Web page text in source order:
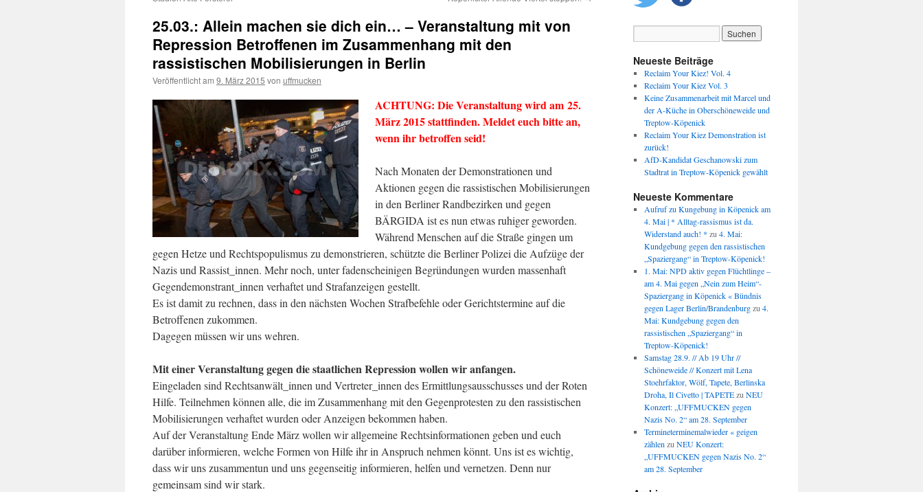
25.03.: Allein machen sie dich ein… – Veranstaltung mit von
Repression Betroffenen im Zusammenhang mit den
rassistischen Mobilisierungen in Berlin
Veröffentlicht am 9. März 2015 von uffmucken
ACHTUNG: Die Veranstaltung wird am 25.
März 2015 stattfinden. Meldet euch bitte an,
wenn ihr betroffen seid!
Nach Monaten der Demonstrationen und
Aktionen gegen die rassistischen Mobilisierungen
in den Berliner Randbezirken und gegen
BÄRGIDA ist es nun etwas ruhiger geworden.
Während Menschen auf die Straße gingen um
gegen Hetze und Rechtspopulismus zu demonstrieren, schützte die Berliner Polizei die Aufzüge der
Nazis und Rassist_innen. Mehr noch, unter fadenscheinigen Begründungen wurden massenhaft
Gegendemonstrant_innen verhaftet und Strafanzeigen gestellt.
Es ist damit zu rechnen, dass in den nächsten Wochen Strafbefehle oder Gerichtstermine auf die
Betroffenen zukommen.
Dagegen müssen wir uns wehren.
Mit einer Veranstaltung gegen die staatlichen Repression wollen wir anfangen.
Eingeladen sind Rechtsanwält_innen und Vertreter_innen des Ermittlungsausschusses und der Roten
Hilfe. Teilnehmen können alle, die im Zusammenhang mit den Gegenprotesten zu den rassistischen
Mobilisierungen verhaftet wurden oder Anzeigen bekommen haben.
Auf der Veranstaltung Ende März wollen wir allgemeine Rechtsinformationen geben und euch
darüber informieren, welche Formen von Hilfe ihr in Anspruch nehmen könnt. Uns ist es wichtig,
dass wir uns zusammentun und uns gegenseitig informieren, helfen und vernetzen. Denn nur
gemeinsam sind wir stark.
Neueste Beiträge
Reclaim Your Kiez! Vol. 4
Reclaim Your Kiez Vol. 3
Keine Zusammenarbeit mit Marcel und
der A-Küche in Oberschöneweide und
Treptow-Köpenick
Reclaim Your Kiez Demonstration ist
zurück!
AfD-Kandidat Geschanowski zum
Stadtrat in Treptow-Köpenick gewählt
Neueste Kommentare
Aufruf zu Kungebung in Köpenick am
4. Mai | * Alltag-rassismus ist da.
Widerstand auch! * zu 4. Mai:
Kundgebung gegen den rassistischen
„Spaziergang“ in Treptow-Köpenick!
1. Mai: NPD aktiv gegen Flüchtlinge –
am 4. Mai gegen „Nein zum Heim“-
Spaziergang in Köpenick « Bündnis
gegen Lager Berlin/Brandenburgzu 4.
Mai: Kundgebung gegen den
rassistischen „Spaziergang“ in
Treptow-Köpenick!
Samstag 28.9. // Ab 19 Uhr //
Schöneweide // Konzert mit Lena
Stoehrfaktor, Wölf, Tapete, Berlinska
Droha, Il Civetto | TAPETEzu NEU
Konzert: „UFFMUCKEN gegen
Nazis No. 2“ am 28. September
Termineterminemalwieder « geigen
zählen zu NEU Konzert:
„UFFMUCKEN gegen Nazis No. 2“
am 28. September